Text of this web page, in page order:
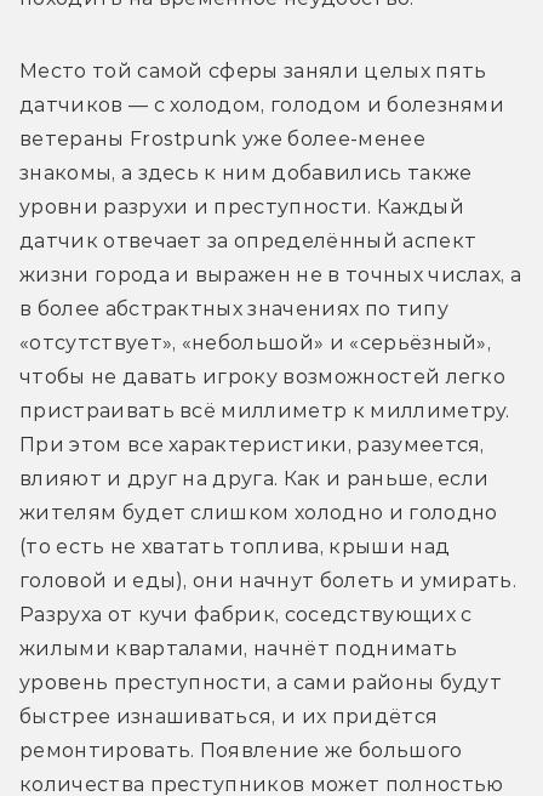
Место той самой сферы заняли целых пять
датчиков — с холодом, голодом и болезнями
ветераны Frostpunk уже более-менее
знакомы, а здесь к ним добавились также
уровни разрухи и преступности. Каждый
датчик отвечает за определённый аспект
жизни города и выражен не в точных числах, а
в более абстрактных значениях по типу
«отсутствует», «небольшой» и «серьёзный»,
чтобы не давать игроку возможностей легко
пристраивать всё миллиметр к миллиметру.
При этом все характеристики, разумеется,
влияют и друг на друга. Как и раньше, если
жителям будет слишком холодно и голодно
(то есть не хватать топлива, крыши над
головой и еды), они начнут болеть и умирать.
Разруха от кучи фабрик, соседствующих с
жилыми кварталами, начнёт поднимать
уровень преступности, а сами районы будут
быстрее изнашиваться, и их придётся
ремонтировать. Появление же большого
количества преступников может полностью